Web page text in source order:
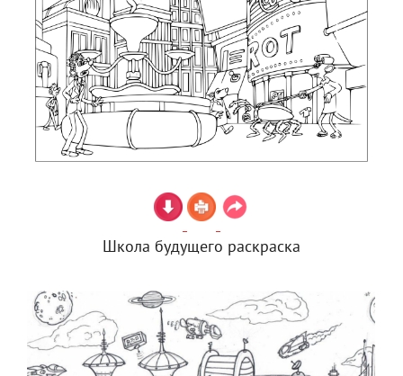
Школа будущего раскраска